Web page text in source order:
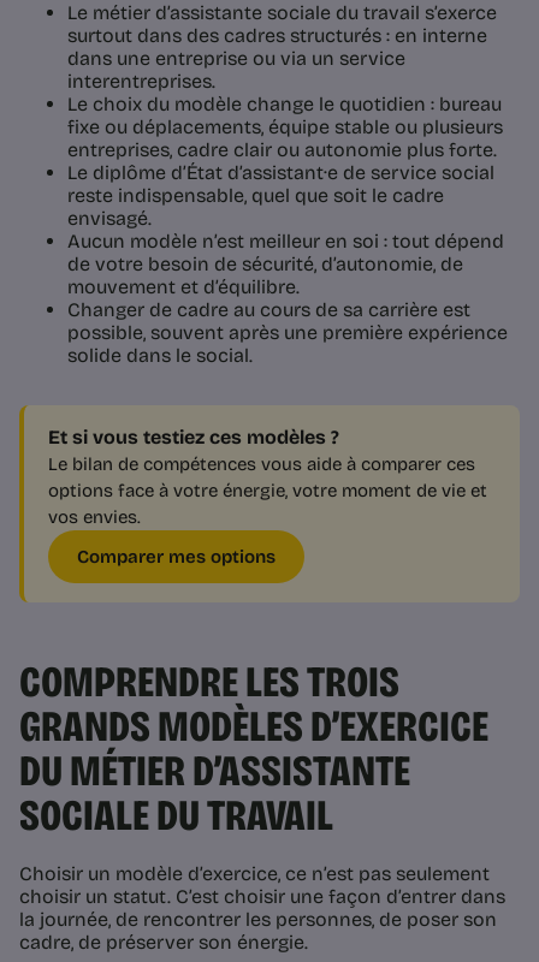
Le métier d’assistante sociale du travail s’exerce
surtout dans des cadres structurés : en interne
dans une entreprise ou via un service
interentreprises.
Le choix du modèle change le quotidien : bureau
fixe ou déplacements, équipe stable ou plusieurs
entreprises, cadre clair ou autonomie plus forte.
Le diplôme d’État d’assistant·e de service social
reste indispensable, quel que soit le cadre
envisagé.
Aucun modèle n’est meilleur en soi : tout dépend
de votre besoin de sécurité, d’autonomie, de
mouvement et d’équilibre.
Changer de cadre au cours de sa carrière est
possible, souvent après une première expérience
solide dans le social.
Et si vous testiez ces modèles ?
Le bilan de compétences vous aide à comparer ces
options face à votre énergie, votre moment de vie et
vos envies.
Comparer mes options
COMPRENDRE LES TROIS
GRANDS MODÈLES D’EXERCICE
DU MÉTIER D’ASSISTANTE
SOCIALE DU TRAVAIL
Choisir un modèle d’exercice, ce n’est pas seulement
choisir un statut. C’est choisir une façon d’entrer dans
la journée, de rencontrer les personnes, de poser son
cadre, de préserver son énergie.